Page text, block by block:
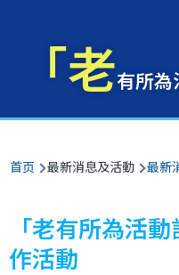
「老有所
面
包
屑
首页 最新消息及活動 最新
「老有所為活
作活動